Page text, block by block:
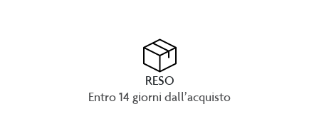
RESO
Entro 14 giorni dall’acquisto